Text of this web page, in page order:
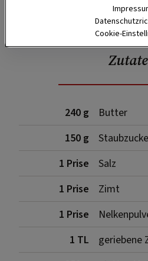
SPEICHERN
240 g
Butter
150 g
1 Prise
Salz
1 Prise
Zimt
1 Prise
1 TL
geriebene
Cookie-